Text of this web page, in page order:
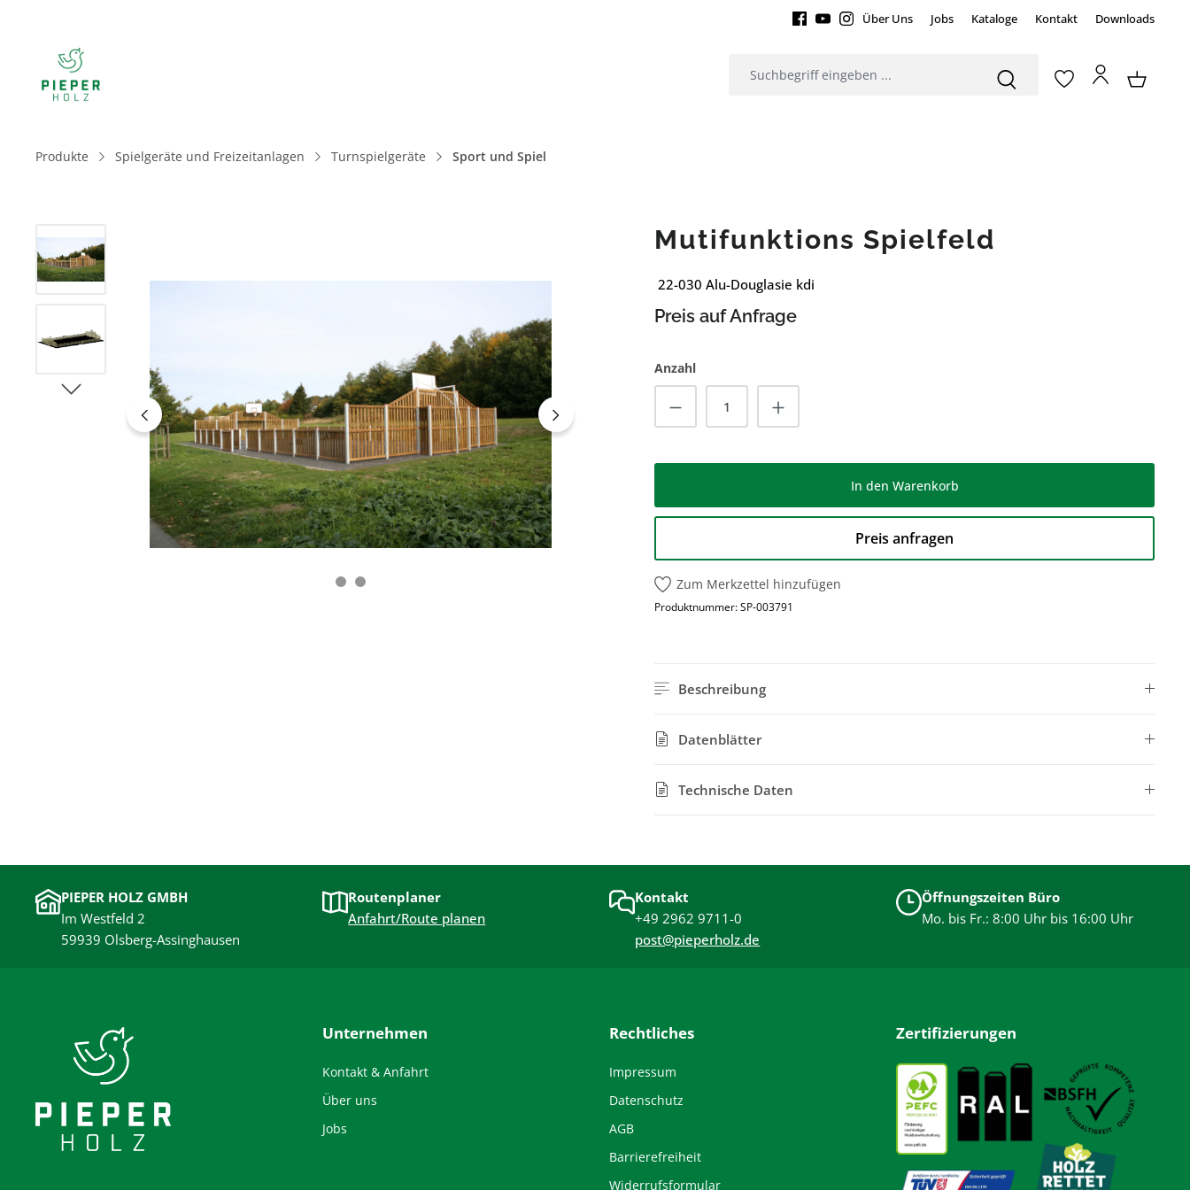
Über Uns Jobs Kataloge Kontakt Downloads
Produkte Spielgeräte und Freizeitanlagen Turnspielgeräte Sport und Spiel
Bildergalerie überspringen Mutifunktions Spielfeld
22-030 Alu-Douglasie kdi
Preis auf Anfrage
Anzahl
Produkt Anzahl: Gib den gewünschten Wert ein
In den Warenkorb
Preis anfragen
Zum Merkzettel hinzufügen
Produktnummer:SP-003791
Beschreibung
Datenblätter
Technische Daten
PIEPER HOLZ GMBH
Im Westfeld 2
59939 Olsberg-Assinghausen
Routenplaner
Anfahrt/Route planen
Kontakt
+49 2962 9711-0
post@pieperholz.de
Öffnungszeiten Büro
Mo. bis Fr.: 8:00 Uhr bis 16:00 Uhr
Unternehmen
Kontakt & Anfahrt
Über uns
Jobs
Rechtliches
Impressum
Datenschutz
AGB
Barrierefreiheit
Widerrufsformular
Zertifizierungen